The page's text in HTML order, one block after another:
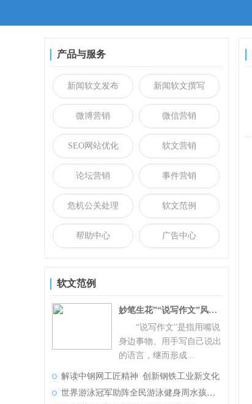
产品与服务
新闻软文发布 新闻软文撰写
微博营销 微信营销
SEO网站优化 软文营销
论坛营销 事件营销
危机公关处理 软文范例
帮助中心 广告中心
软文范例
妙笔生花”“说写作文”风靡全球
“说写作文”是指用嘴说
身边事物、用手写自己说出
的语言，继而形成...
解读中钢网工匠精神 创新钢铁工业新文化
世界游泳冠军助阵全民游泳健身周水孩子北京祥云站